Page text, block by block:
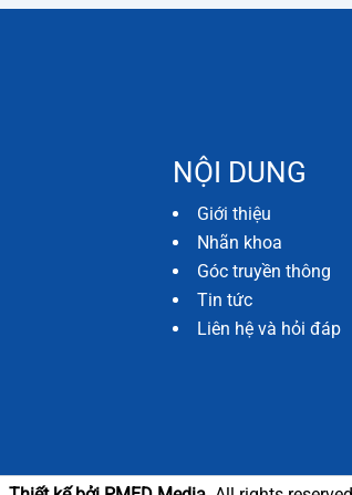
NỘI DUNG
Giới thiệu
Nhãn khoa
Góc truyền thông
Tin tức
Liên hệ và hỏi đáp